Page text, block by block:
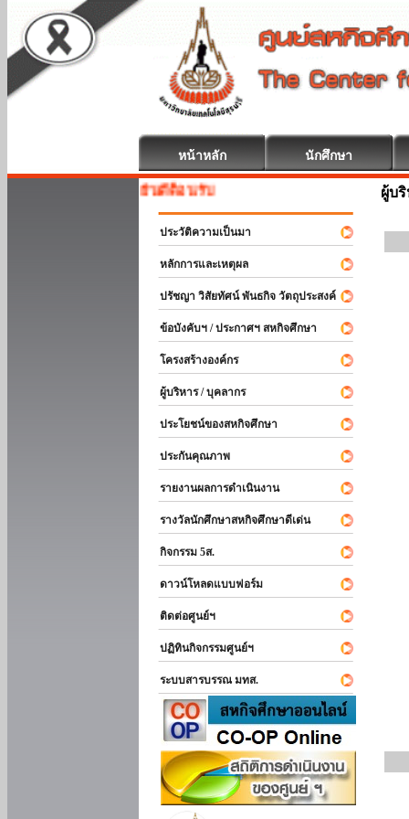
หน้าหลัก นักศึกษา
สหกิจศึกษา ยินดีต้อนรับ
ประวัติความเป็นมา
หลักการและเหตุผล
ปรัชญา วิสัยทัศน์ พันธกิจ วัตถุประสงค์
ข้อบังคับฯ / ประกาศฯ สหกิจศึกษา
โครงสร้างองค์กร
ผู้บริหาร / บุคลากร
ประโยชน์ของสหกิจศึกษา
ประกันคุณภาพ
รายงานผลการดำเนินงาน
รางวัลนักศึกษาสหกิจศึกษาดีเด่น
กิจกรรม 5ส.
ดาวน์โหลดแบบฟอร์ม
ติดต่อศูนย์ฯ
ปฏิทินกิจกรรมศูนย์ฯ
ระบบสารบรรณ มทส.
ผู้บ